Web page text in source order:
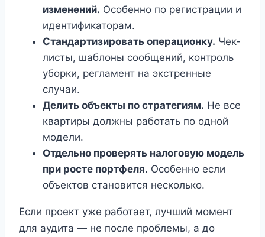
изменений. Особенно по регистрации и
идентификаторам.
Стандартизировать операционку. Чек-
листы, шаблоны сообщений, контроль
уборки, регламент на экстренные
случаи.
Делить объекты по стратегиям. Не все
квартиры должны работать по одной
модели.
Отдельно проверять налоговую модель
при росте портфеля. Особенно если
объектов становится несколько.
Если проект уже работает, лучший момент
для аудита — не после проблемы, а до